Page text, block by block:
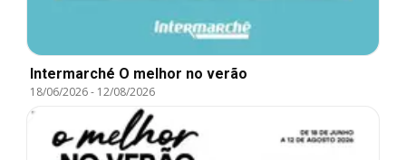
Intermarché O melhor no verão
18/06/2026- 12/08/2026